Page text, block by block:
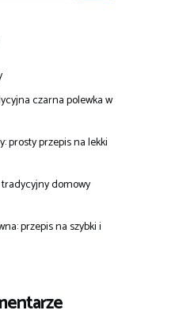
czarna polewka w
prosty przepis na lekki
domowy
przepis na szybki i